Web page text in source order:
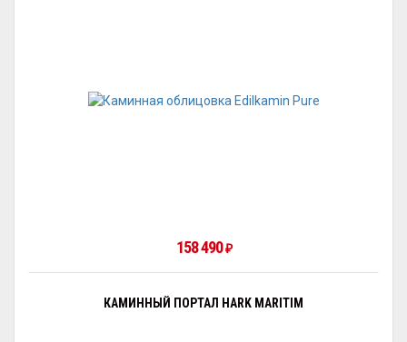
158 490 ₽
КАМИННЫЙ ПОРТАЛ HARK MARITIM